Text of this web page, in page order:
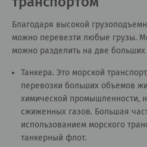
Благодаря высокой
можно перевезти любые грузы.
можно разделить на две больших
Танкера. Это морской
перевозки больших объемов
химической промышленности,
сжиженных газов. Большая
использованием морского
танкерный флот.